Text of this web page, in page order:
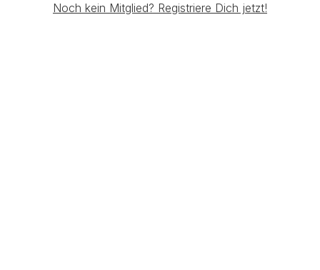
Noch kein Mitglied? Registriere Dich jetzt!